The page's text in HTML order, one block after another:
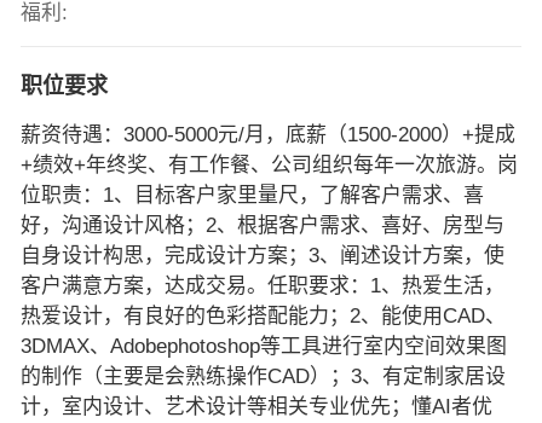
福利:
职位要求
薪资待遇：3000-5000元/月，底薪（1500-2000）+提成
+绩效+年终奖、有工作餐、公司组织每年一次旅游。岗
位职责：1、目标客户家里量尺，了解客户需求、喜
好，沟通设计风格；2、根据客户需求、喜好、房型与
自身设计构思，完成设计方案；3、阐述设计方案，使
客户满意方案，达成交易。任职要求：1、热爱生活，
热爱设计，有良好的色彩搭配能力；2、能使用CAD、
3DMAX、Adobephotoshop等工具进行室内空间效果图
的制作（主要是会熟练操作CAD）；3、有定制家居设
计，室内设计、艺术设计等相关专业优先；懂AI者优